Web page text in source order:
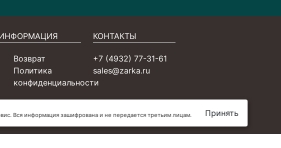
Возврат
Политика
конфиденциальности
КОНТАКТЫ
+7 (4932) 77-31-61
sales@zarka.ru
Вся информация зашифрована и не передается третьим лицам. Принять